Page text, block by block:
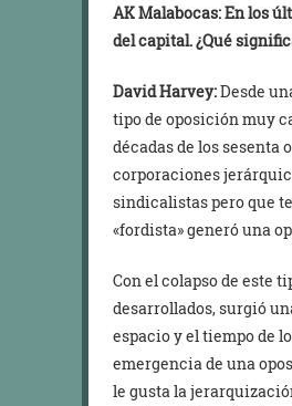
AK Malabocas: En los
del capital. ¿Qué
David Harvey:Desde
tipo de oposición muy
décadas de los sesenta
corporaciones
sindicalistas pero que
«fordista» generó una
Con el colapso de este
desarrollados, surgió
espacio y el tiempo de
emergencia de una
le gusta la